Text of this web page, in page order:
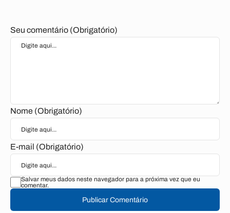
Seu comentário (Obrigatório)
Nome (Obrigatório)
E-mail (Obrigatório)
Salvar meus dados neste navegador para a próxima vez que eu
comentar.
Publicar Comentário